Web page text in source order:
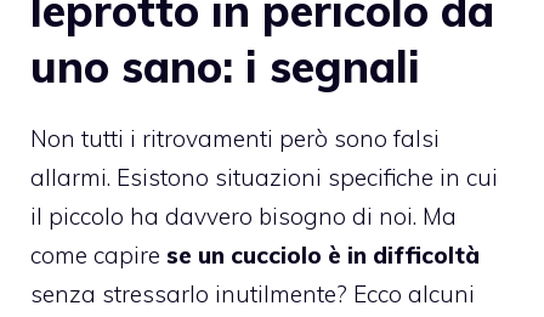
uno sano: i segnali
Non tutti i ritrovamenti però sono falsi
allarmi. Esistono situazioni specifiche in cui
il piccolo ha davvero bisogno di noi. Ma
come capire se un cucciolo è in difficoltà
senza stressarlo inutilmente? Ecco alcuni